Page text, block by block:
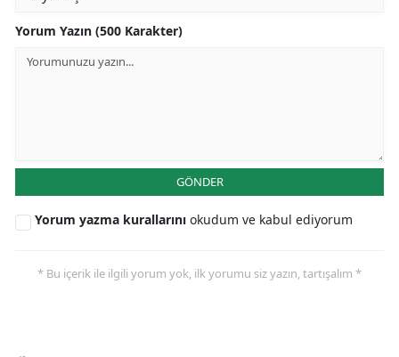
Yorum Yazın (500 Karakter)
GÖNDER
Yorum yazma kurallarını okudum ve kabul ediyorum
* Bu içerik ile ilgili yorum yok, ilk yorumu siz yazın, tartışalım *